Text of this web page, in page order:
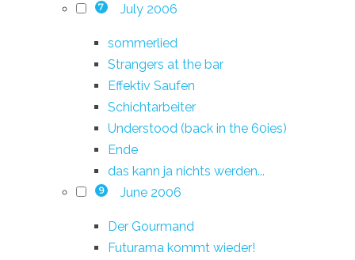
7 July 2006
sommerlied
Strangers at the bar
Effektiv Saufen
Schichtarbeiter
Understood (back in the 60ies)
Ende
das kann ja nichts werden...
9 June 2006
Der Gourmand
Futurama kommt wieder!